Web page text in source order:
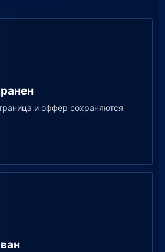
и оффер сохраняются